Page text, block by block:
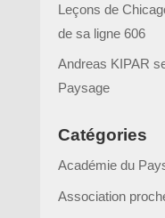
Leçons de
de sa ligne 606
Andreas KIPAR
Paysage
Catégories
Académie du
Association